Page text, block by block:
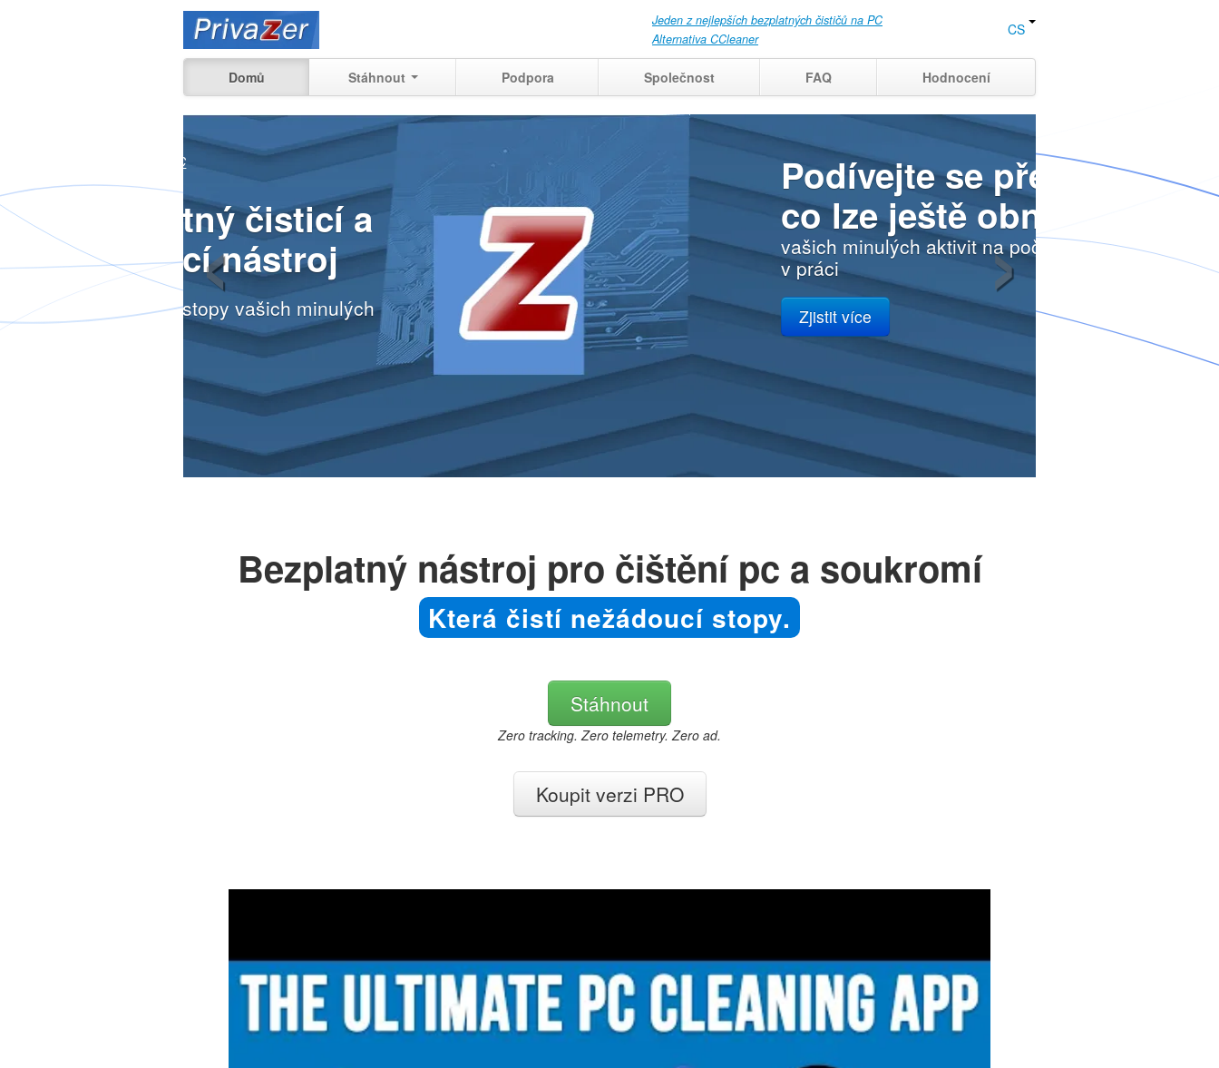
Jeden z nejlepších bezplatných čističů na PC
Alternativa CCleaner
CS
Domů Stáhnout Podpora Společnost FAQ Hodnocení
Podívejte se přesně,
co lze ještě obnovit
vašich minulých aktivit na počítači doma,
v práci
Zjistit více
‹ ›
Bezplatný nástroj pro čištění pc a soukromí
Která čistí nežádoucí stopy.
Stáhnout
Zero tracking. Zero telemetry. Zero ad.
Koupit verzi PRO